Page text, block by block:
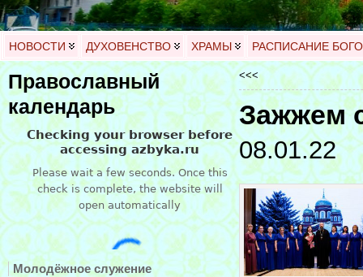
НОВОСТИ ДУХОВЕНСТВО ХРАМЫ РАСПИСАНИЕ
Православный
календарь
Молодёжное служение
<<<
Зажжем
08.01.22